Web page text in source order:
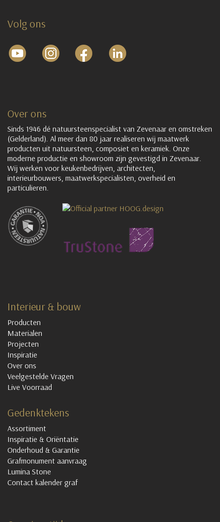
Volg ons
Over ons
Sinds 1946 dé natuursteenspecialist van Zevenaar en omstreken
(Gelderland). Al meer dan 80 jaar realiseren wij maatwerk
producten uit natuursteen, composiet en keramiek. Onze
moderne productie en showroom zijn gevestigd in Zevenaar.
Wij werken voor keukenbedrijven, architecten,
interieurbouwers, maatwerkspecialisten, overheid en
particulieren.
Interieur & bouw
Producten
Materialen
Projecten
Inspiratie
Over ons
Veelgestelde Vragen
Live Voorraad
Gedenktekens
Assortiment
Inspiratie & Oriëntatie
Onderhoud & Garantie
Grafmonument aanvraag
Lumina Stone
Contact kalender graf